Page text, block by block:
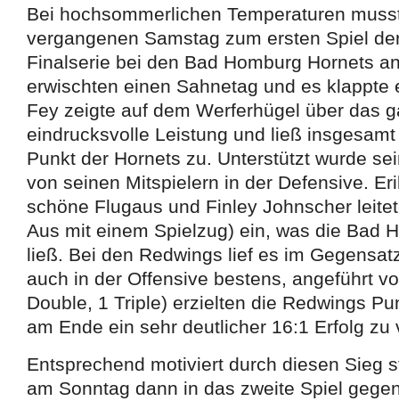
Bei hochsommerlichen Temperaturen
vergangenen Samstag zum ersten Spiel
Finalserie bei den Bad Homburg Hornets
erwischten einen Sahnetag und es klappte
Fey zeigte auf dem Werferhügel über das
eindrucksvolle Leistung und ließ
Punkt der Hornets zu. Unterstützt wurde
von seinen Mitspielern in der Defensive.
schöne Flugaus und Finley Johnscher
Aus mit einem Spielzug) ein, was die Bad
ließ. Bei den Redwings lief es im
auch in der Offensive bestens, angeführt
Double, 1 Triple) erzielten die Redwings
am Ende ein sehr deutlicher 16:1 Erfolg
Entsprechend motiviert durch diesen Sieg
am Sonntag dann in das zweite Spiel